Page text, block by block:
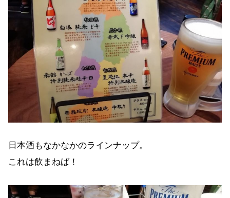
日本酒もなかなかのラインナップ。
これは飲まねば！